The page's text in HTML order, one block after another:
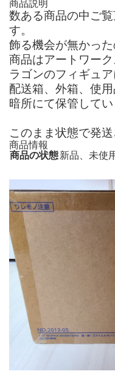
商品説明
数ある商品の中ご
す。
飾る機会が無かっ
商品はアートワー
ラゴンのフィギュア
配送箱、外箱、使用
暗所にて保管してい
このまま状態で発送
商品情報
商品の状態新品、未使